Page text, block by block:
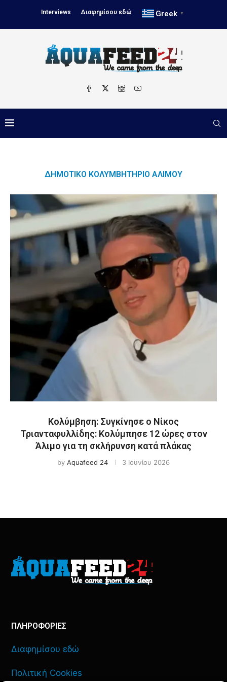
Interviews Διαφημίσου εδώ Greek ▼
ΔΗΜΟΤΙΚΌ ΚΟΛΥΜΒΗΤΉΡΙΟ ΑΛΊΜΟΥ
Κολύμβηση: Συγκίνησε ο Νίκος
Τριανταφυλλίδης: Κολύμπησε 12 ώρες στον
Άλιμο για τη σκλήρυνση κατά πλάκας
by Aquafeed 24 3 Ιουνίου 2026
ΠΛΗΡΟΦΟΡΙΕΣ
Διαφημίσου εδώ
Πολιτική Cookies